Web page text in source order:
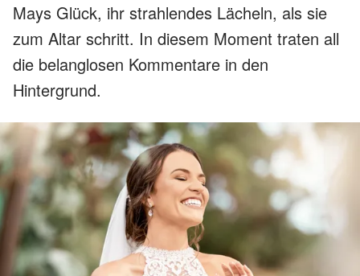
Mays Glück, ihr strahlendes Lächeln, als sie
zum Altar schritt. In diesem Moment traten all
die belanglosen Kommentare in den
Hintergrund.